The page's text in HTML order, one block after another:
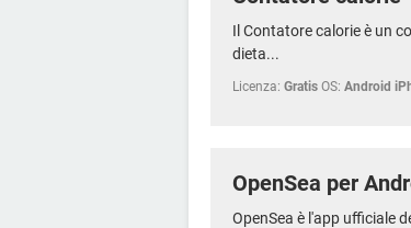
Il Contatore calorie è un
dieta...
Licenza: Gratis OS: Android
OpenSea per
OpenSea è l'app ufficiale